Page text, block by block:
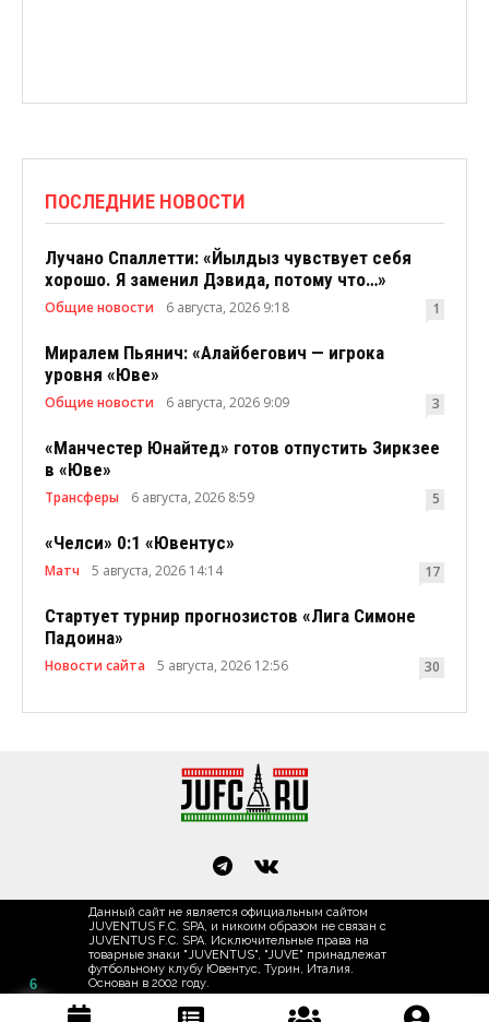
ПОСЛЕДНИЕ НОВОСТИ
Лучано Спаллетти: «Йылдыз чувствует себя
хорошо. Я заменил Дэвида, потому что…»
Общие новости 6 августа, 2026 9:18 1
Миралем Пьянич: «Алайбегович — игрока
уровня «Юве»
Общие новости 6 августа, 2026 9:09 3
«Манчестер Юнайтед» готов отпустить Зиркзее
в «Юве»
Трансферы 6 августа, 2026 8:59 5
«Челси» 0:1 «Ювентус»
Матч 5 августа, 2026 14:14 17
Стартует турнир прогнозистов «Лига Симоне
Падоина»
Новости сайта 5 августа, 2026 12:56 30
Данный сайт не является официальным сайтом
JUVENTUS F.C. SPA, и никоим образом не связан с
JUVENTUS F.C. SPA. Исключительные права на
товарные знаки "JUVENTUS", "JUVE" принадлежат
футбольному клубу Ювентус, Турин, Италия.
Основан в 2002 году.
6